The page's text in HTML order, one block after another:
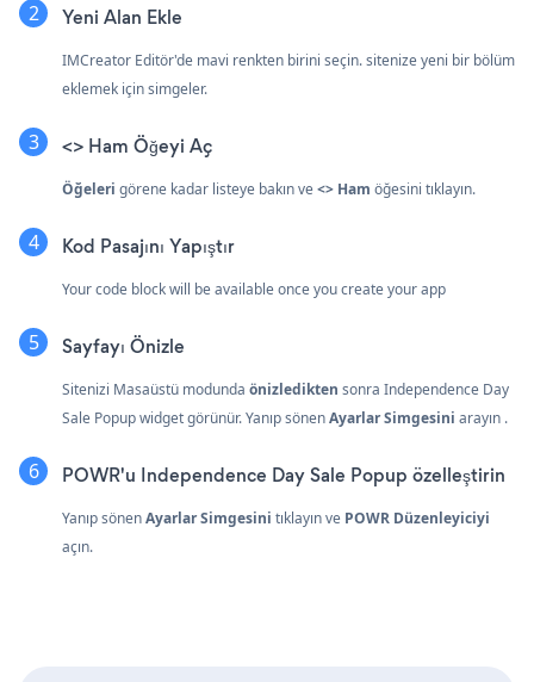
Yeni Alan Ekle
IMCreator Editör'de mavi renkten birini seçin.sitenize yeni bir bölüm
eklemek için simgeler.
<> Ham Öğeyi Aç
Öğeleri görene kadar listeye bakın ve<> Ham öğesini tıklayın.
Kod Pasajını Yapıştır
Your code block will be available once you create your app
Sayfayı Önizle
Sitenizi Masaüstü modunda önizledikten sonra Independence Day
Sale Popup widget görünür. Yanıp sönenAyarlar Simgesini arayın .
POWR'u Independence Day Sale Popup özelleştirin
Yanıp sönenAyarlar Simgesini tıklayınve POWR Düzenleyiciyi
açın.